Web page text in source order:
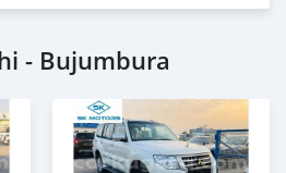
- Bujumbura